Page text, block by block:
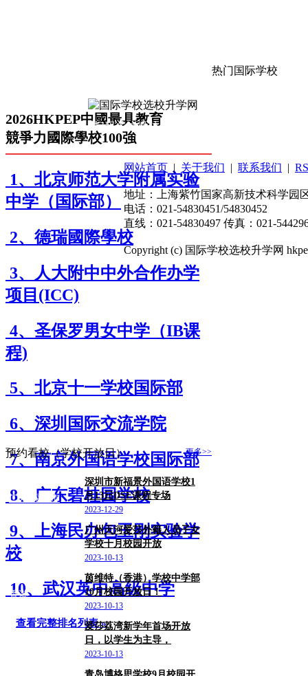
2026HKPEP中國最具教育
競爭力國際學校100強
1、北京师范大学附属实验
中学（国际部）
2、德瑞國際學校
3、人大附中中外合作办学
项目(ICC)
4、圣保罗男女中学（IB课
程)
5、北京十一学校国际部
6、深圳国际交流学院
7、南京外国语学校国际部
8、广东碧桂园学校
9、上海民办包玉刚实验学
校
10、武汉英中高级中学
查看完整排名列表 »
热门国际学校
预约看校（学校开放日） 更多>>
广东/深圳市
深圳市新福景外国语学校1
月13日DSE课程专场
2023-12-29
广东
广州天河爱莎外籍人员子女
学校十月校园开放
2023-10-13
香港
茵维特（香港）学校中学部
10月校园开放日！
2023-10-13
爱莎荔湾新学年首场开放
日，以学生为主导，
2023-10-13
扫码关注微信公众号
网站首页 | 关于我们 | 联系我们 |
地址：上海紫竹国家高新技术科学园
电话：021-54830451/54830452
直线：021-54830497 传真：021-
Copyright (c) 国际学校选校升学网